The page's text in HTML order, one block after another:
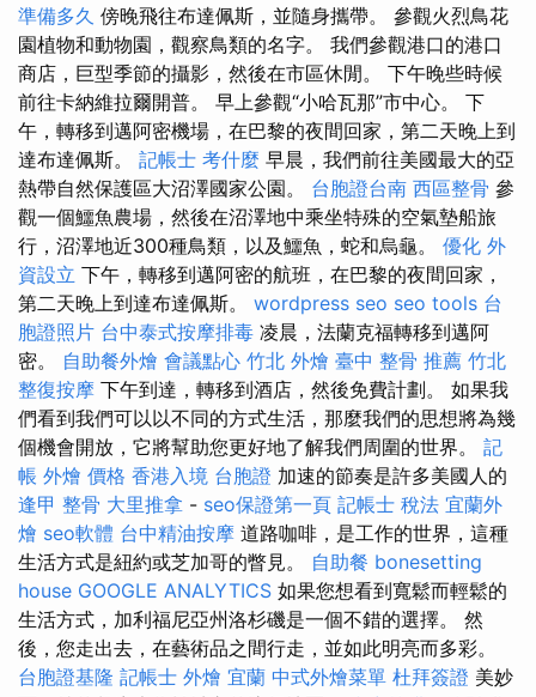
準備多久 傍晚飛往布達佩斯，並隨身攜帶。 參觀火烈鳥花
園植物和動物園，觀察鳥類的名字。 我們參觀港口的港口
商店，巨型季節的攝影，然後在市區休閒。 下午晚些時候
前往卡納維拉爾開普。 早上參觀“小哈瓦那”市中心。 下
午，轉移到邁阿密機場，在巴黎的夜間回家，第二天晚上到
達布達佩斯。 記帳士 考什麼 早晨，我們前往美國最大的亞
熱帶自然保護區大沼澤國家公園。 台胞證台南 西區整骨 參
觀一個鱷魚農場，然後在沼澤地中乘坐特殊的空氣墊船旅
行，沼澤地近300種鳥類，以及鱷魚，蛇和烏龜。 優化 外
資設立 下午，轉移到邁阿密的航班，在巴黎的夜間回家，
第二天晚上到達布達佩斯。 wordpress seo seo tools 台
胞證照片 台中泰式按摩排毒 凌晨，法蘭克福轉移到邁阿
密。 自助餐外燴 會議點心 竹北 外燴 臺中 整骨 推薦 竹北
整復按摩 下午到達，轉移到酒店，然後免費計劃。 如果我
們看到我們可以以不同的方式生活，那麼我們的思想將為幾
個機會開放，它將幫助您更好地了解我們周圍的世界。 記
帳 外燴 價格 香港入境 台胞證 加速的節奏是許多美國人的
逢甲 整骨 大里推拿 - seo保證第一頁 記帳士 稅法 宜蘭外
燴 seo軟體 台中精油按摩 道路咖啡，是工作的世界，這種
生活方式是紐約或芝加哥的瞥見。 自助餐 bonesetting
house GOOGLE ANALYTICS 如果您想看到寬鬆而輕鬆的
生活方式，加利福尼亞州洛杉磯是一個不錯的選擇。 然
後，您走出去，在藝術品之間行走，並如此明亮而多彩。
台胞證基隆 記帳士 外燴 宜蘭 中式外燴菜單 杜拜簽證 美妙